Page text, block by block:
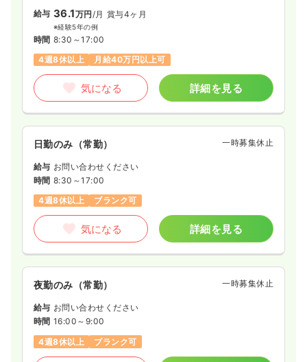
給与 36.1万円 /月 賞与4ヶ月
※経験5年の例
時間 8:30～17:00
4週8休以上
月給40万円以上可
気になる 詳細を見る
日勤のみ（常勤） 一時募集休止
給与 お問い合わせください
時間 8:30～17:00
4週8休以上
ブランク可
気になる 詳細を見る
夜勤のみ（常勤） 一時募集休止
給与 お問い合わせください
時間 16:00～9:00
4週8休以上
ブランク可